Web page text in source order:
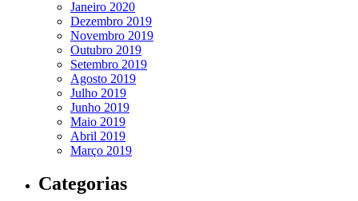
Janeiro 2020
Dezembro 2019
Novembro 2019
Outubro 2019
Setembro 2019
Agosto 2019
Julho 2019
Junho 2019
Maio 2019
Abril 2019
Março 2019
Categorias